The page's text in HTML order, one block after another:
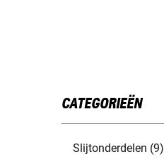
CATEGORIEËN
Slijtonderdelen (9)